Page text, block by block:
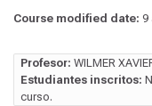
Course modified date: 9
Profesor: WILMER
Estudiantes inscritos:
curso.